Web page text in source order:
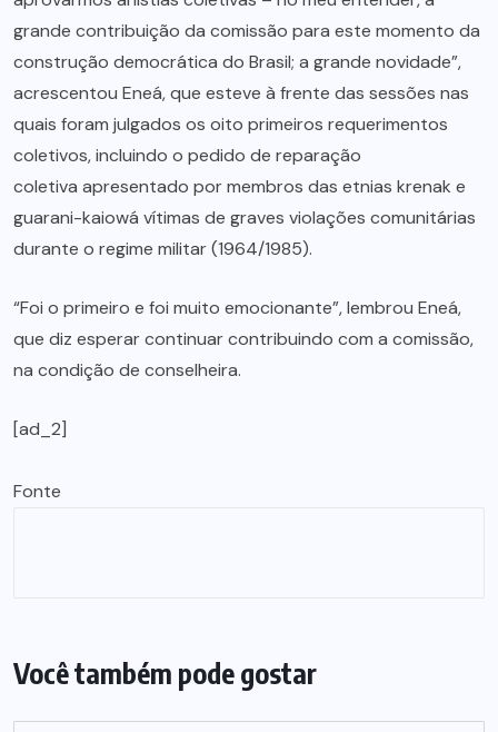
grande contribuição da comissão para este momento da
construção democrática do Brasil; a grande novidade”,
acrescentou Eneá, que esteve à frente das sessões nas
quais foram julgados os oito primeiros requerimentos
coletivos, incluindo o pedido de reparação
coletiva apresentado por membros das etnias krenak e
guarani-kaiowá vítimas de graves violações comunitárias
durante o regime militar (1964/1985).
“Foi o primeiro e foi muito emocionante”, lembrou Eneá,
que diz esperar continuar contribuindo com a comissão,
na condição de conselheira.
[ad_2]
Fonte
Você também pode gostar